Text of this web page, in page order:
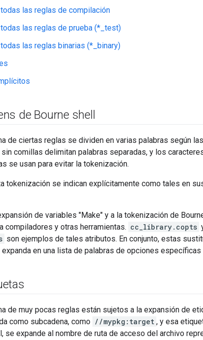
las reglas de compilación
las reglas de prueba (*_test)
las reglas binarias (*_binary)
de Bourne shell
de ciertas reglas se dividen en varias palabras según
comillas delimitan palabras separadas, y los
se usan para evitar la tokenización.
tokenización se indican explícitamente como tales en
de variables "Make" y a la tokenización de
compiladores y otras herramientas. cc_library.copts
son ejemplos de tales atributos. En conjunto, estas
en una lista de palabras de opciones específicas
de muy pocas reglas están sujetos a la expansión de
como subcadena, como //mypkg:target , y esa
se expande al nombre de ruta de acceso del archivo